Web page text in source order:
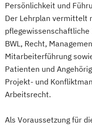
Persönlichkeit und
Der Lehrplan vermittelt
BWL, Recht,
Mitarbeiterführung
Patienten und
Projekt- und
Arbeitsrecht.
Als Voraussetzung für